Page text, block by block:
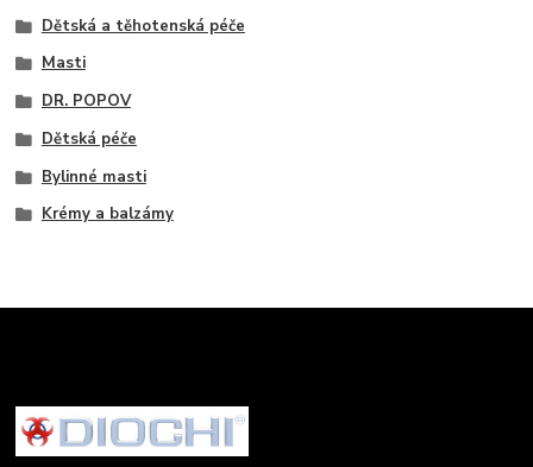
Dětská a těhotenská péče
Masti
DR. POPOV
Dětská péče
Bylinné masti
Krémy a balzámy